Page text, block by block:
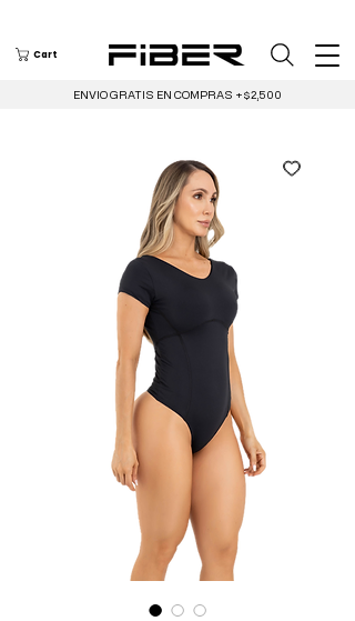
Cart
ENVIO GRATIS EN COMPRAS +$2,500